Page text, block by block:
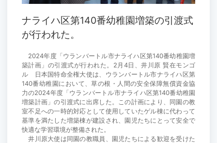
ナライハ区第140番幼稚園増築の引渡式
が行われた。
2024年度「ウランバートル市ナライハ区第140番幼稚園増
築計画」の引渡式が行われた。2月4日、井川原 賢在モンゴ
ル 日本国特命全権大使は、ウランバートル市ナライハ区第
140番幼稚園において、草の根・人間の安全保障無償資金協
力の2024年度「ウランバートル市ナライハ区第140番幼稚園
増築計画」の引渡式に出席した。この計画により、同園の教
室不足への一時的対応として使用していたゲル棟に代わって
基準を満たした増築棟が建設され、園児たちにとって安全で
快適な学習環境が整備された。
井川原大使は同園の教職員、園児たちによる歓迎を受けた